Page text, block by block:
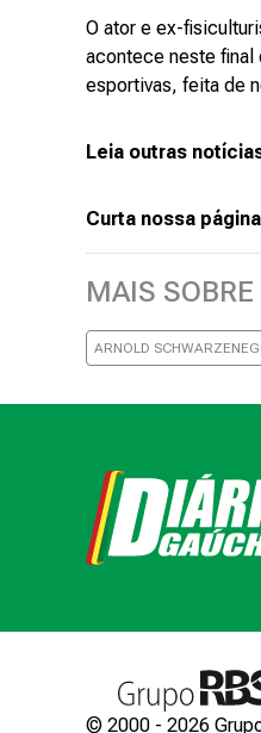
O ator e ex-
acontece neste final
esportivas, feita de
Leia outras
Curta nossa
MAIS SOBRE
ARNOLD
© 2000 - 2026